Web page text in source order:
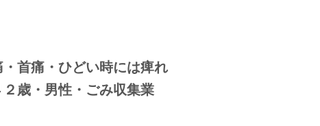
首痛・ひどい時には痺れ
歳・男性・ごみ収集業